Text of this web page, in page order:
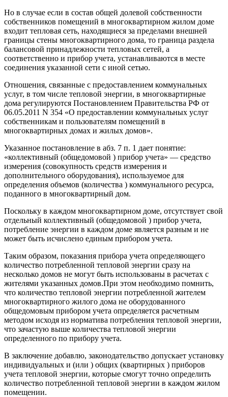
Но в случае если в состав общей долевой собственности
собственников помещений в многоквартирном жилом доме
входит тепловая сеть, находящиеся за пределами внешней
границы стены многоквартирного дома, то граница раздела
балансовой принадлежности тепловых сетей, а
соответственно и прибор учета, устанавливаются в месте
соединения указанной сети с иной сетью.
Отношения, связанные с предоставлением коммунальных
услуг, в том числе тепловой энергии, в многоквартирные
дома регулируются Постановлением Правительства РФ от
06.05.2011 N 354 «О предоставлении коммунальных услуг
собственникам и пользователям помещений в
многоквартирных домах и жилых домов».
Указанное постановление в абз. 7 п. 1 дает понятие:
«коллективный (общедомовой ) прибор учета» — средство
измерения (совокупность средств измерения и
дополнительного оборудования), используемое для
определения объемов (количества ) коммунального ресурса,
поданного в многоквартирный дом.
Поскольку в каждом многоквартирном доме, отсутствует свой
отдельный коллективный (общедомовой ) прибор учета,
потребление энергии в каждом доме является разным и не
может быть исчислено единым прибором учета.
Таким образом, показания прибора учета определяющего
количество потребленной тепловой энергии сразу на
несколько домов не могут быть использованы в расчетах с
жителями указанных домов.При этом необходимо помнить,
что количество тепловой энергии потребленной жителем
многоквартирного жилого дома не оборудованного
общедомовым прибором учета определяется расчетным
методом исходя из норматива потребления тепловой энергии,
что зачастую выше количества тепловой энергии
определенного по прибору учета.
В заключение добавлю, законодательство допускает установку
индивидуальных и (или ) общих (квартирных ) приборов
учета тепловой энергии, которые смогут точно определить
количество потребленной тепловой энергии в каждом жилом
помещении.